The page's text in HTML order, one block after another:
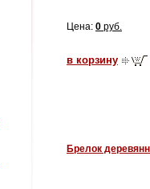
Цена: 0 руб.
в корзину
Брелок